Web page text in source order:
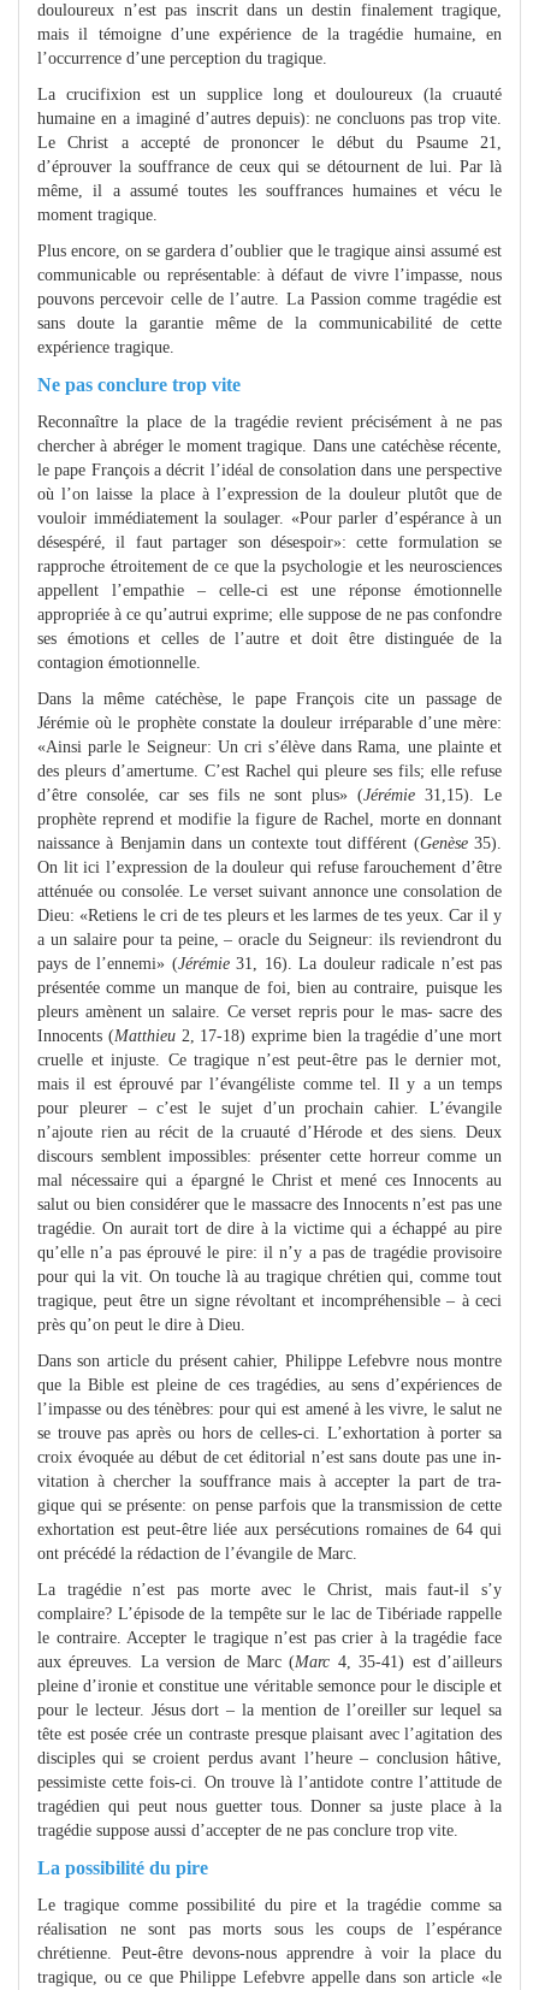
douloureux n’est pas inscrit dans un destin finalement tragique,
mais il témoigne d’une expérience de la tragédie humaine, en
l’occurrence d’une perception du tragique.
La crucifixion est un supplice long et douloureux (la cruauté
humaine en a imaginé d’autres depuis): ne concluons pas trop vite.
Le Christ a accepté de prononcer le début du Psaume 21,
d’éprouver la souffrance de ceux qui se détournent de lui. Par là
même, il a assumé toutes les souffrances humaines et vécu le
moment tragique.
Plus encore, on se gardera d’oublier que le tragique ainsi assumé est
communicable ou représentable: à défaut de vivre l’impasse, nous
pouvons percevoir celle de l’autre. La Passion comme tragédie est
sans doute la garantie même de la communicabilité de cette
expérience tragique.
Ne pas conclure trop vite
Reconnaître la place de la tragédie revient précisément à ne pas
chercher à abréger le moment tragique. Dans une catéchèse récente,
le pape François a décrit l’idéal de consolation dans une perspective
où l’on laisse la place à l’expression de la douleur plutôt que de
vouloir immédiatement la soulager. «Pour parler d’espérance à un
désespéré, il faut partager son désespoir»: cette formulation se
rapproche étroitement de ce que la psychologie et les neurosciences
appellent l’empathie – celle-ci est une réponse émotionnelle
appropriée à ce qu’autrui exprime; elle suppose de ne pas confondre
ses émotions et celles de l’autre et doit être distinguée de la
contagion émotionnelle.
Dans la même catéchèse, le pape François cite un passage de
Jérémie où le prophète constate la douleur irréparable d’une mère:
«Ainsi parle le Seigneur: Un cri s’élève dans Rama, une plainte et
des pleurs d’amertume. C’est Rachel qui pleure ses fils; elle refuse
d’être consolée, car ses fils ne sont plus» (Jérémie 31,15). Le
prophète reprend et modifie la figure de Rachel, morte en donnant
naissance à Benjamin dans un contexte tout différent (Genèse35).
On lit ici l’expression de la douleur qui refuse farouchement d’être
atténuée ou consolée. Le verset suivant annonce une consolation de
Dieu: «Retiens le cri de tes pleurs et les larmes de tes yeux. Car il y
a un salaire pour ta peine, – oracle du Seigneur: ils reviendront du
pays de l’ennemi» (Jérémie 31, 16). La douleur radicale n’est pas
présentée comme un manque de foi, bien au contraire, puisque les
pleurs amènent un salaire. Ce verset repris pour le mas- sacre des
Innocents (Matthieu 2, 17-18) exprime bien la tragédie d’une mort
cruelle et injuste. Ce tragique n’est peut-être pas le dernier mot,
mais il est éprouvé par l’évangéliste comme tel. Il y a un temps
pour pleurer – c’est le sujet d’un prochain cahier. L’évangile
n’ajoute rien au récit de la cruauté d’Hérode et des siens. Deux
discours semblent impossibles: présenter cette horreur comme un
mal nécessaire qui a épargné le Christ et mené ces Innocents au
salut ou bien considérer que le massacre des Innocents n’est pas une
tragédie. On aurait tort de dire à la victime qui a échappé au pire
qu’elle n’a pas éprouvé le pire: il n’y a pas de tragédie provisoire
pour qui la vit. On touche là au tragique chrétien qui, comme tout
tragique, peut être un signe révoltant et incompréhensible – à ceci
près qu’on peut le dire à Dieu.
Dans son article du présent cahier, Philippe Lefebvre nous montre
que la Bible est pleine de ces tragédies, au sens d’expériences de
l’impasse ou des ténèbres: pour qui est amené à les vivre, le salut ne
se trouve pas après ou hors de celles-ci. L’exhortation à porter sa
croix évoquée au début de cet éditorial n’est sans doute pas une in-
vitation à chercher la souffrance mais à accepter la part de tra-
gique qui se présente: on pense parfois que la transmission de cette
exhortation est peut-être liée aux persécutions romaines de 64 qui
ont précédé la rédaction de l’évangile de Marc.
La tragédie n’est pas morte avec le Christ, mais faut-il s’y
complaire? L’épisode de la tempête sur le lac de Tibériade rappelle
le contraire. Accepter le tragique n’est pas crier à la tragédie face
aux épreuves. La version de Marc (Marc 4, 35-41) est d’ailleurs
pleine d’ironie et constitue une véritable semonce pour le disciple et
pour le lecteur. Jésus dort – la mention de l’oreiller sur lequel sa
tête est posée crée un contraste presque plaisant avec l’agitation des
disciples qui se croient perdus avant l’heure – conclusion hâtive,
pessimiste cette fois-ci. On trouve là l’antidote contre l’attitude de
tragédien qui peut nous guetter tous. Donner sa juste place à la
tragédie suppose aussi d’accepter de ne pas conclure trop vite.
La possibilité du pire
Le tragique comme possibilité du pire et la tragédie comme sa
réalisation ne sont pas morts sous les coups de l’espérance
chrétienne. Peut-être devons-nous apprendre à voir la place du
tragique, ou ce que Philippe Lefebvre appelle dans son article «le